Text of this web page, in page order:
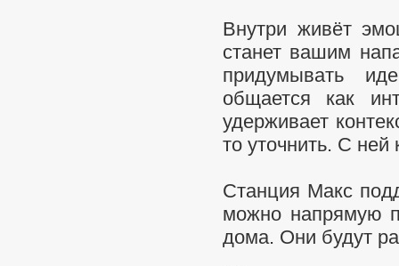
Внутри живёт
станет вашим
придумывать
общается как
удерживает
то уточнить. С
Станция Макс
можно напрямую
дома. Они будут